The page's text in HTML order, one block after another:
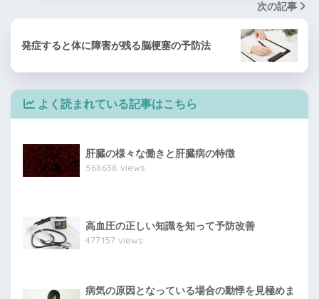
次の記事
発症すると体に障害が残る脳梗塞の予防法
よく読まれている記事はこちら
肝臓の様々な働きと肝臓病の特徴
568638 views
高血圧の正しい知識を知って予防改善
477157 views
病気の原因となっている場合の動悸を見極めま